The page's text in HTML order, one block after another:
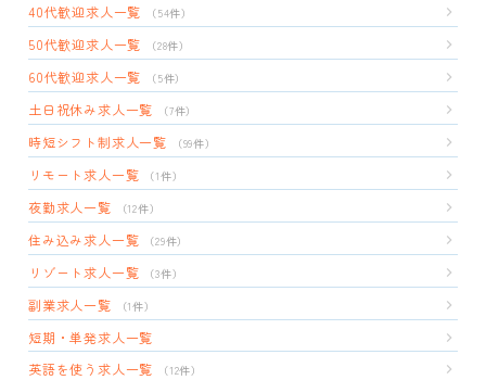
40代歓迎求人一覧 （54件）
50代歓迎求人一覧 （28件）
60代歓迎求人一覧 （5件）
土日祝休み求人一覧 （7件）
時短シフト制求人一覧 （99件）
リモート求人一覧 （1件）
夜勤求人一覧 （12件）
住み込み求人一覧 （29件）
リゾート求人一覧 （3件）
副業求人一覧 （1件）
短期・単発求人一覧
英語を使う求人一覧
（12件）